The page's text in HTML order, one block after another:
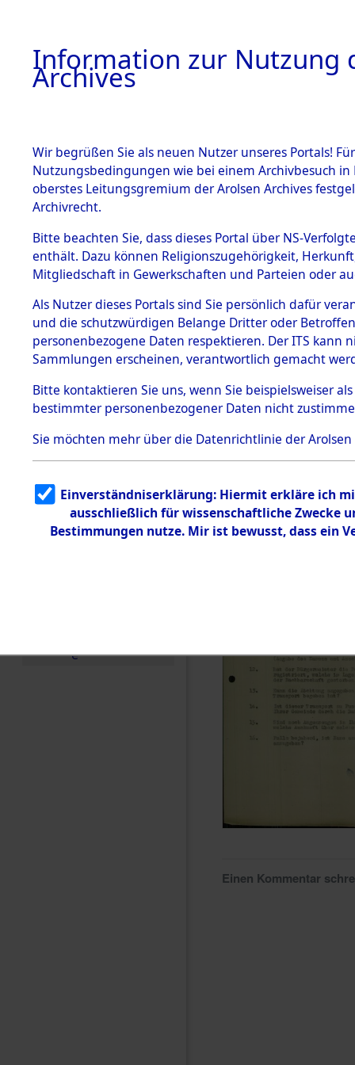
BESTÄNDE
1.
mente
5. Verschiedenes
5.3
Todesmärsche
5.3.1 Alliierte
Erhebungen
zu
Todesmärsch
en
5.3.2
g
5.3.3
Todesmärsch
e
von
Toter aus
Ort ihrer
0001
Einen Kommentar
Information zur Nutzung
Archives
Wir begrüßen Sie als neuen Nutzer unseres Portals!
Nutzungsbedingungen wie bei einem Archivbesuch
oberstes Leitungsgremium der Arolsen Archives
Archivrecht.
Bitte beachten Sie, dass dieses Portal über NS-
enthält. Dazu können Religionszugehörigkeit,
Mitgliedschaft in Gewerkschaften und Parteien oder
Als Nutzer dieses Portals sind Sie persönlich dafür
und die schutzwürdigen Belange Dritter oder
personenbezogene Daten respektieren. Der ITS
Sammlungen erscheinen, verantwortlich gemacht
Bitte kontaktieren Sie uns, wenn Sie beispielsweiser
bestimmter personenbezogener Daten nicht
Sie möchten mehr über die Datenrichtlinie der Arolsen
Einverständniserklärung: Hiermit erkläre ich
ausschließlich für wissenschaftliche Zwecke
Bestimmungen nutze. Mir ist bewusst, dass ein